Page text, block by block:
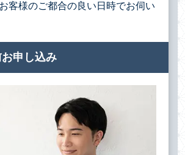
客様のご都合の良い日時でお伺い
申し込み